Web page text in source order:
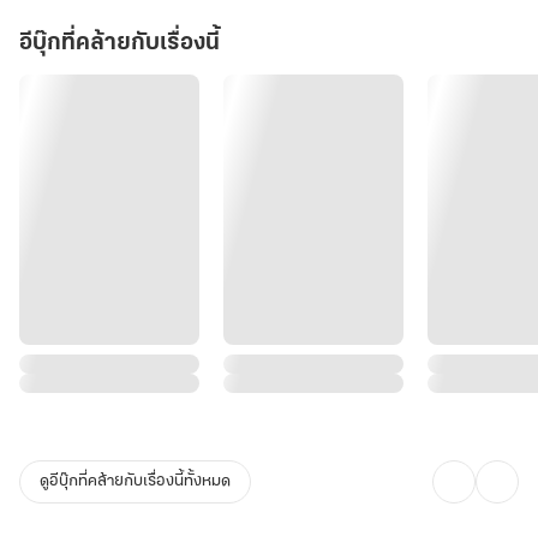
อีบุ๊กที่คล้ายกับเรื่องนี้
ดูอีบุ๊กที่คล้ายกับเรื่องนี้ทั้งหมด